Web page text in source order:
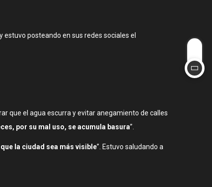
estuvo posteando en sus redes sociales el
que el agua escurra y evitar anegamiento de calles
por su mal uso, se acumula basura”.
la ciudad sea más visible”. Estuvo saludando a